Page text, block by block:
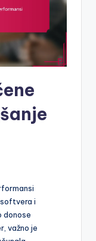
i
donose
važno je